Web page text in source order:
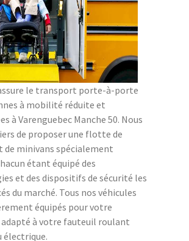
le transport porte-à-porte
à mobilité réduite et
à Varenguebec Manche 50. Nous
de proposer une flotte de
de minivans spécialement
étant équipé des
et des dispositifs de sécurité les
du marché. Tous nos véhicules
équipés pour votre
à votre fauteuil roulant
électrique.